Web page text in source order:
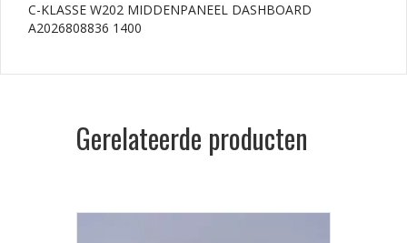
C-KLASSE W202 MIDDENPANEEL DASHBOARD
A2026808836 1400
Gerelateerde producten